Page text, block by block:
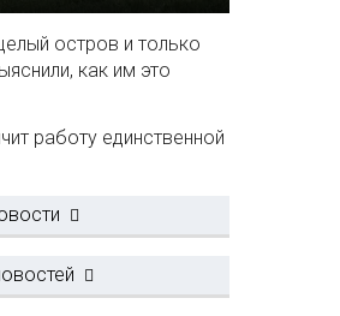
остров и только
как им это
работу единственной